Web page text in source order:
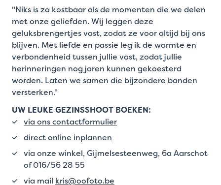
"Niks is zo kostbaar als de momenten die we delen
met onze geliefden. Wij leggen deze
geluksbrengertjes vast, zodat ze voor altijd bij ons
blijven. Met liefde en passie leg ik de warmte en
verbondenheid tussen jullie vast, zodat jullie
herinneringen nog jaren kunnen gekoesterd
worden. Laten we samen die bijzondere banden
versterken."
UW LEUKE GEZINSSHOOT BOEKEN:
via ons contactformulier
direct online inplannen
via onze winkel, Gijmelsesteenweg, 6a Aarschot
of 016/56 28 55
via mail kris@oofoto.be